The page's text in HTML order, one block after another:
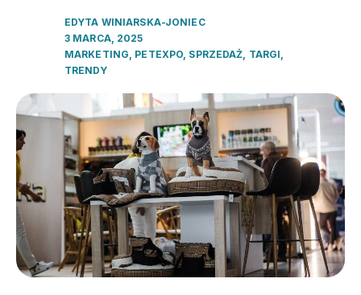
EDYTA WINIARSKA-JONIEC
3 MARCA, 2025
MARKETING, PETEXPO, SPRZEDAŻ, TARGI,
TRENDY